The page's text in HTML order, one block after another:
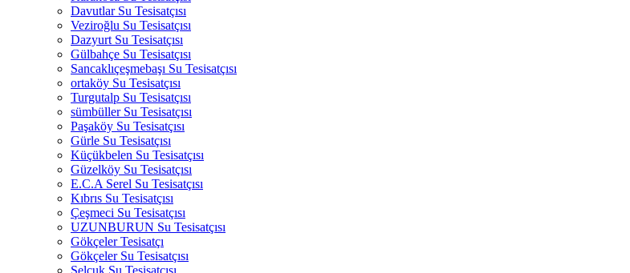
Davutlar Su Tesisatçısı
Veziroğlu Su Tesisatçısı
Dazyurt Su Tesisatçısı
Gülbahçe Su Tesisatçısı
Sancaklıçeşmebaşı Su Tesisatçısı
ortaköy Su Tesisatçısı
Turgutalp Su Tesisatçısı
sümbüller Su Tesisatçısı
Paşaköy Su Tesisatçısı
Gürle Su Tesisatçısı
Küçükbelen Su Tesisatçısı
Güzelköy Su Tesisatçısı
E.C.A Serel Su Tesisatçısı
Kıbrıs Su Tesisatçısı
Çeşmeci Su Tesisatçısı
UZUNBURUN Su Tesisatçısı
Gökçeler Tesisatçı
Gökçeler Su Tesisatçısı
Selçuk Su Tesisatçısı